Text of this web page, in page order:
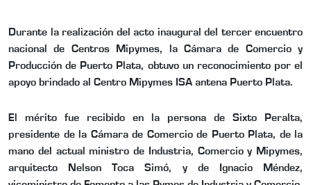
Durante la realización del acto inaugural del tercer encuentro
nacional de Centros Mipymes, la Cámara de Comercio y
Producción de Puerto Plata, obtuvo un reconocimiento por el
apoyo brindado al Centro Mipymes ISA antena Puerto Plata.
El mérito fue recibido en la persona de Sixto Peralta,
presidente de la Cámara de Comercio de Puerto Plata, de la
mano del actual ministro de Industria, Comercio y Mipymes,
arquitecto Nelson Toca Simó, y de Ignacio Méndez,